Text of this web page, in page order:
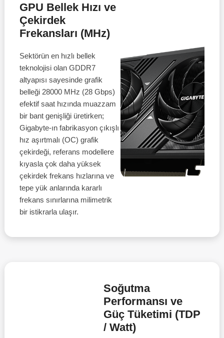
GPU Bellek Hızı ve
Çekirdek
Frekansları (MHz)
Sektörün en hızlı bellek
teknolojisi olan GDDR7
altyapısı sayesinde grafik
belleği 28000 MHz (28 Gbps)
efektif saat hızında muazzam
bir bant genişliği üretirken;
Gigabyte-ın fabrikasyon çıkışlı
hız aşırtmalı (OC) grafik
çekirdeği, referans modellere
kıyasla çok daha yüksek
çekirdek frekans hızlarına ve
tepe yük anlarında kararlı
frekans sınırlarına milimetrik
bir istikrarla ulaşır.
Soğutma
Performansı ve
Güç Tüketimi (TDP
/ Watt)